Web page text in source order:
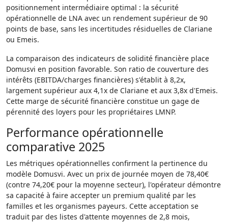
positionnement intermédiaire optimal : la sécurité
opérationnelle de LNA avec un rendement supérieur de 90
points de base, sans les incertitudes résiduelles de Clariane
ou Emeis.
La comparaison des indicateurs de solidité financière place
Domusvi en position favorable. Son ratio de couverture des
intérêts (EBITDA/charges financières) s'établit à 8,2x,
largement supérieur aux 4,1x de Clariane et aux 3,8x d'Emeis.
Cette marge de sécurité financière constitue un gage de
pérennité des loyers pour les propriétaires LMNP.
Performance opérationnelle
comparative 2025
Les métriques opérationnelles confirment la pertinence du
modèle Domusvi. Avec un prix de journée moyen de 78,40€
(contre 74,20€ pour la moyenne secteur), l'opérateur démontre
sa capacité à faire accepter un premium qualité par les
familles et les organismes payeurs. Cette acceptation se
traduit par des listes d'attente moyennes de 2,8 mois,